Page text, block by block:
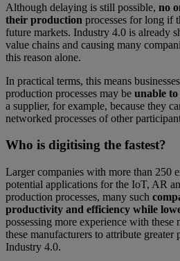
Although delaying is still possible, no
their production processes for long if
future markets. Industry 4.0 is already
value chains and causing many
this reason alone.
In practical terms, this means
production processes may be unable
a supplier, for example, because they
networked processes of other
Who is digitising the fastest?
Larger companies with more than 250
potential applications for the IoT, AR
production processes, many such
productivity and efficiency while
possessing more experience with these
these manufacturers to attribute
Industry 4.0.